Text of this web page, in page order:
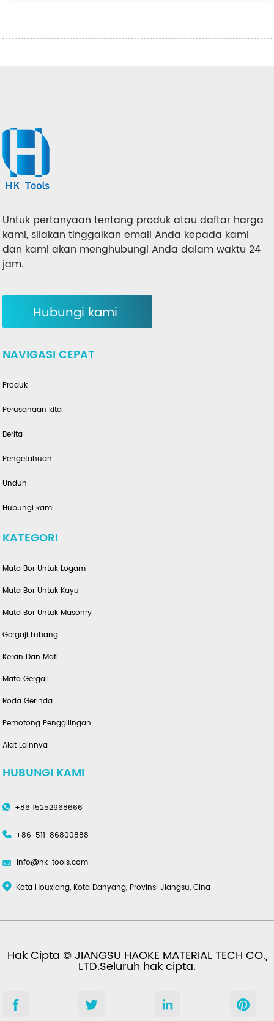
Untuk pertanyaan tentang produk atau daftar harga
kami, silakan tinggalkan email Anda kepada kami
dan kami akan menghubungi Anda dalam waktu 24
jam.
Hubungi kami
NAVIGASI CEPAT
Produk
Perusahaan kita
Berita
Pengetahuan
Unduh
Hubungi kami
KATEGORI
Mata Bor Untuk Logam
Mata Bor Untuk Kayu
Mata Bor Untuk Masonry
Gergaji Lubang
Keran Dan Mati
Mata Gergaji
Roda Gerinda
Pemotong Penggilingan
Alat Lainnya
HUBUNGI KAMI
+86 15252968666
+86-511-86800888
info@hk-tools.com
Kota Houxiang, Kota Danyang, Provinsi Jiangsu, Cina
Hak Cipta © JIANGSU HAOKE MATERIAL TECH CO.,
LTD.Seluruh hak cipta.